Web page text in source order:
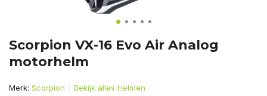
Scorpion VX-16 Evo Air Analog
motorhelm
Merk: Scorpion Bekijk alles Helmen